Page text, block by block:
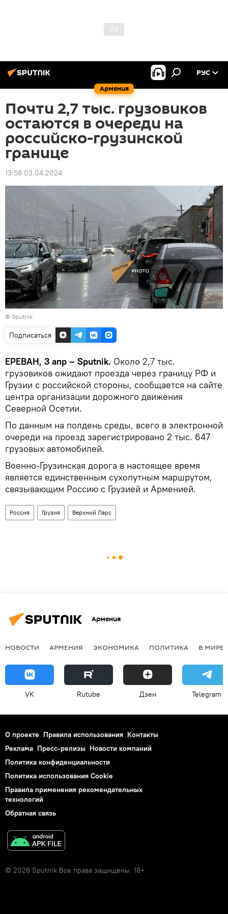
Армения
РУС
Почти 2,7 тыс. грузовиков
остаются в очереди на
российско-грузинской
границе
13:58 03.04.2024
© Sputnik
Подписаться
ЕРЕВАН, 3 апр – Sputnik. Около 2,7 тыс.
грузовиков ожидают проезда через границу РФ и
Грузии с российской стороны, сообщается на сайте
центра организации дорожного движения
Северной Осетии.
По данным на полдень среды, всего в электронной
очереди на проезд зарегистрировано 2 тыс. 647
грузовых автомобилей.
Военно-Грузинская дорога в настоящее время
является единственным сухопутным маршрутом,
связывающим Россию с Грузией и Арменией.
Россия Грузия Верхний Ларс
Армения
НОВОСТИ АРМЕНИЯ ЭКОНОМИКА ПОЛИТИКА В МИРЕ
VK Rutube Дзен Telegram
О проекте Правила использования Контакты
Реклама Пресс-релизы Новости компаний
Политика конфиденциальности
Политика использования Cookie
Правила применения рекомендательных
технологий
Обратная связь
© 2026 Sputnik Все права защищены. 18+